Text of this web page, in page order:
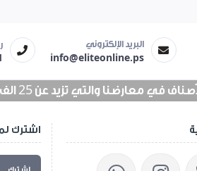
البريد الإلكتروني
info@eliteonline.ps
معارضنا والتي تزيد عن 25 الف منتج
اشترك